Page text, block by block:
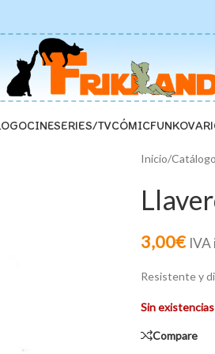
CINESERIES/TVCÓMICFUNKO
Inicio/Catálogo
3,00€ IVA
Resistente y
Sin existencias
Compare